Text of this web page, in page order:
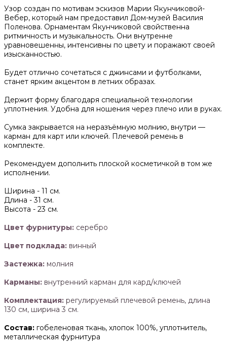
Узор создан по мотивам эскизов Марии Якунчиковой-
Вебер, который нам предоставил Дом-музей Василия
Поленова. Орнаментам Якунчиковой свойственна
ритмичность и музыкальность. Они внутренне
уравновешенны, интенсивны по цвету и поражают своей
изысканностью.
Будет отлично сочетаться с джинсами и футболками,
станет ярким акцентом в летних образах.
Держит форму благодаря специальной технологии
уплотнения. Удобна для ношения через плечо или в руках.
Сумка закрывается на неразъёмную молнию, внутри —
карман для карт или ключей. Плечевой ремень в
комплекте.
Рекомендуем дополнить плоской косметичкой в том же
исполнении.
Ширина - 11 см.
Длина -31 см.
Высота - 23 см.
Цвет фурнитуры: серебро
Цвет подклада: винный
Застежка: молния
Карманы: внутренний карман для кард/ключей
Комплектация: регулируемый плечевой ремень, длина
130 см, ширина 3 см.
Состав: гобеленовая ткань, хлопок 100%, уплотнитель,
металлическая фурнитура